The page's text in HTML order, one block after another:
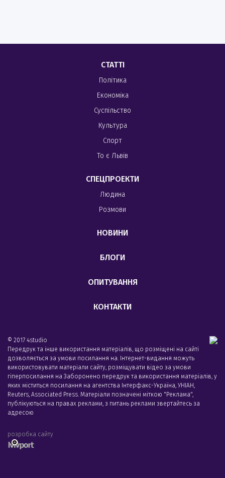
СТАТТІ
Політика
Економіка
Суспільство
Культура
Спорт
То є Львів
СПЕЦПРОЕКТИ
Людина
Розмови
НОВИНИ
БЛОГИ
ОПИТУВАННЯ
КОНТАКТИ
© 2017 4studio
Передрук та інше використання матеріалів, що розміщені на сайті
дозволяється за умови посилання на. Інтернет-видання можуть
використовувати матеріали сайту, розміщувати відео за умови
гіперпосилання на Заборонено передрук та використання матеріалів, у
яких міститься посилання на агентства Iнтерфакс-Україна, УНIАН,
Reuters, Associated Press. Матеріали позначені міткою "Реклама",
публікуються на правах реклами, з питань реклами звертайтесь за
адресою
розробка сайту